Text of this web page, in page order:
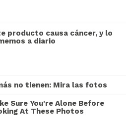
producto causa cáncer, y lo
a diario
no tienen: Mira las fotos
Sure You're Alone Before
At These Photos